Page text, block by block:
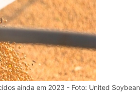
ainda em 2023 - Foto: United Soybean